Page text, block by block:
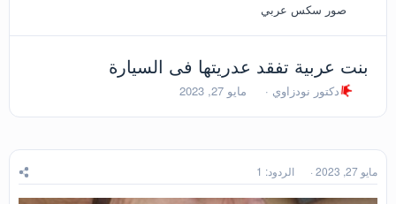
صور سكس عربي
بنت عربية تفقد عدريتها فى السيارة
ب
د
ا
ل
م
دكتور نودزاوي
ت
ر
خ
ل
مايو 27, 2023
مايو 27, 2023 الردود: 1